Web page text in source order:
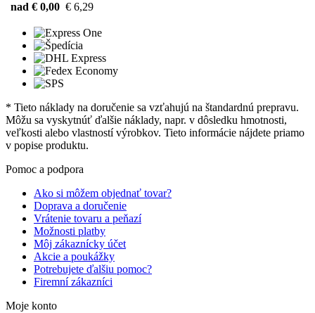
nad € 0,00 € 6,29
* Tieto náklady na doručenie sa vzťahujú na štandardnú prepravu.
Môžu sa vyskytnúť ďalšie náklady, napr. v dôsledku hmotnosti,
veľkosti alebo vlastností výrobkov. Tieto informácie nájdete priamo
v popise produktu.
Pomoc a podpora
Ako si môžem objednať tovar?
Doprava a doručenie
Vrátenie tovaru a peňazí
Možnosti platby
Môj zákaznícky účet
Akcie a poukážky
Potrebujete ďalšiu pomoc?
Firemní zákazníci
Moje konto